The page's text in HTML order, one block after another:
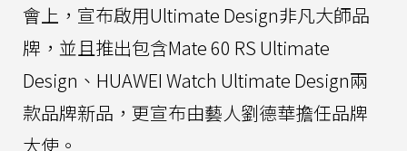
會上，宣布啟用Ultimate Design非凡大師品
牌，並且推出包含Mate 60 RS Ultimate
Design、HUAWEI Watch Ultimate Design兩
款品牌新品，更宣布由藝人劉德華擔任品牌
大使。